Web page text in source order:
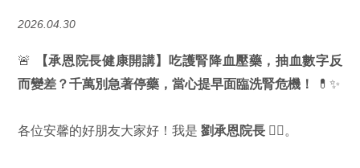
2026.04.30
🚨
【承恩院長健康開講】吃護腎降血壓藥，抽血數字反
而變差？千萬別急著停藥，當心提早面臨洗腎危機！
💊✨
各位安馨的好朋友大家好！我是劉承恩院長 👨‍⚕️。